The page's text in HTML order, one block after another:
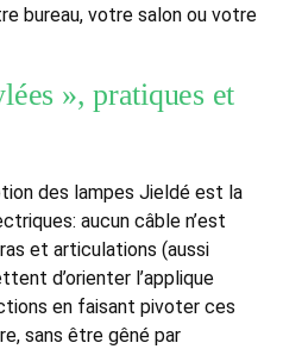
bureau, votre salon ou votre
», pratiques et
des lampes Jieldé est la
aucun câble n’est
et articulations (aussi
d’orienter l’applique
en faisant pivoter ces
sans être gêné par